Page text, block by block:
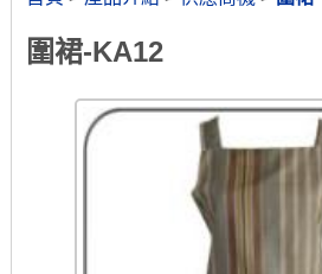
圍裙-KA12